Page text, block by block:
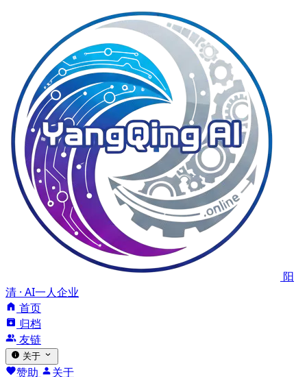
阳
清 · AI一人企业
首页
归档
友链
关于
赞助 关于